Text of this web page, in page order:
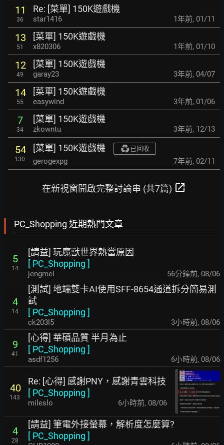
11
36
Re: [菜單] 150K遊戲機
star1416 1年前, 01/11
13
51
[菜單] 150K遊戲機
x820306 1年前, 01/10
12
49
[菜單] 150K遊戲機
garay23 3年前, 04/07
14
55
[菜單] 150K遊戲機
easywind 3年前, 01/06
7
34
[菜單] 150K遊戲機
zkowntu 3年前, 12/13
54
130
[菜單] 150K遊戲機 已回收
gerogexpg 7年前, 02/11
在新視窗開啟完整討論串 (共7篇) open_in_new
PC_Shopping 近期熱門文章
5
14
[請益] 玩魔獸世界熱當原因
[ PC_Shopping ]
jengmei 56分鐘前, 08/06
4
14
[測試] 地端雙卡AI使用SFF-8654通道拆分簡易測
試
[ PC_Shopping ]
ck203l5 3小時前, 08/06
9
41
[心得] 華碩品質 半月為止
[ PC_Shopping ]
asdf1256 6小時前, 08/06
40
143
Re: [心得] 感謝PNY，感謝青雲科技
[ PC_Shopping ]
mileslo 6小時前, 08/06
4
28
[請益] 筆電外接螢幕，解析度怎麼算?
[ PC_Shopping ]